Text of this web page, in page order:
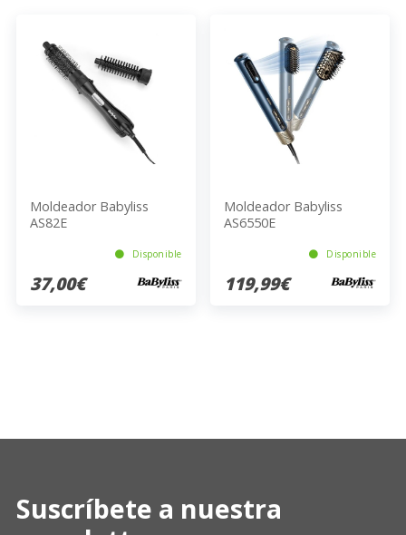
Moldeador Babyliss
AS82E
Disponible
37,00€
Moldeador Babyliss
AS6550E
Disponible
119,99€
Suscríbete a nuestra